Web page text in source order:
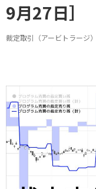
9月27日］
裁定取引（アービトラージ